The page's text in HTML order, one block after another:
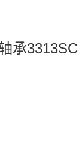
承3313SC